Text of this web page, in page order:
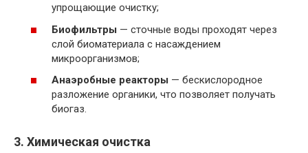
упрощающие очистку;
Биофильтры — сточные воды проходят через
слой биоматериала с насаждением
микроорганизмов;
Анаэробные реакторы — бескислородное
разложение органики, что позволяет получать
биогаз.
3. Химическая очистка